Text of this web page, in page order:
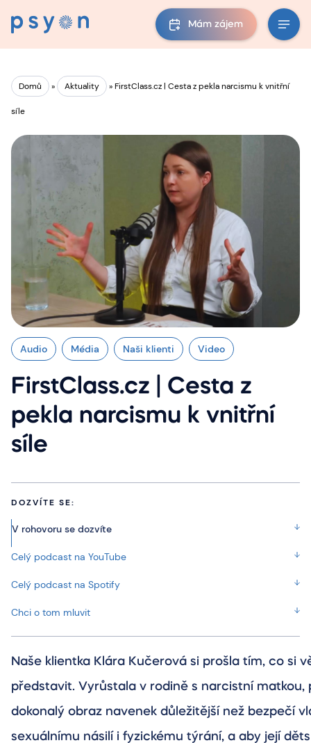
Mám zájem
Domů » Aktuality »FirstClass.cz | Cesta z pekla narcismu k vnitřní
síle
Audio Média Naši klienti Video
FirstClass.cz | Cesta z
pekla narcismu k vnitřní
síle
DOZVÍTE SE:
V rohovoru se dozvíte
Celý podcast na YouTube
Celý podcast na Spotify
Chci o tom mluvit
Naše klientka Klára Kučerová si prošla tím, co si
představit. Vyrůstala v rodině s narcistní matkou,
dokonalý obraz navenek důležitější než bezpečí
sexuálnímu násilí i fyzickému týrání, a aby její